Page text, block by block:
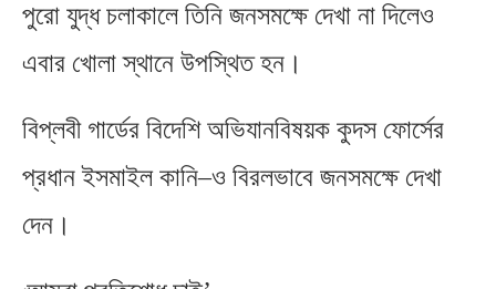
পুরো যুদ্ধ চলাকালে তিনি জনসমক্ষে দেখা না দিলেও
এবার খোলা স্থানে উপস্থিত হন।
বিপ্লবী গার্ডের বিদেশি অভিযানবিষয়ক কুদস ফোর্সের
প্রধান ইসমাইল কানি–ও বিরলভাবে জনসমক্ষে দেখা
দেন।